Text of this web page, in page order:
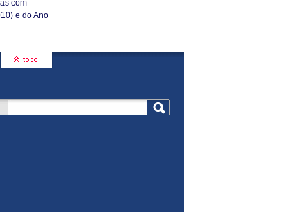
com
e do Ano